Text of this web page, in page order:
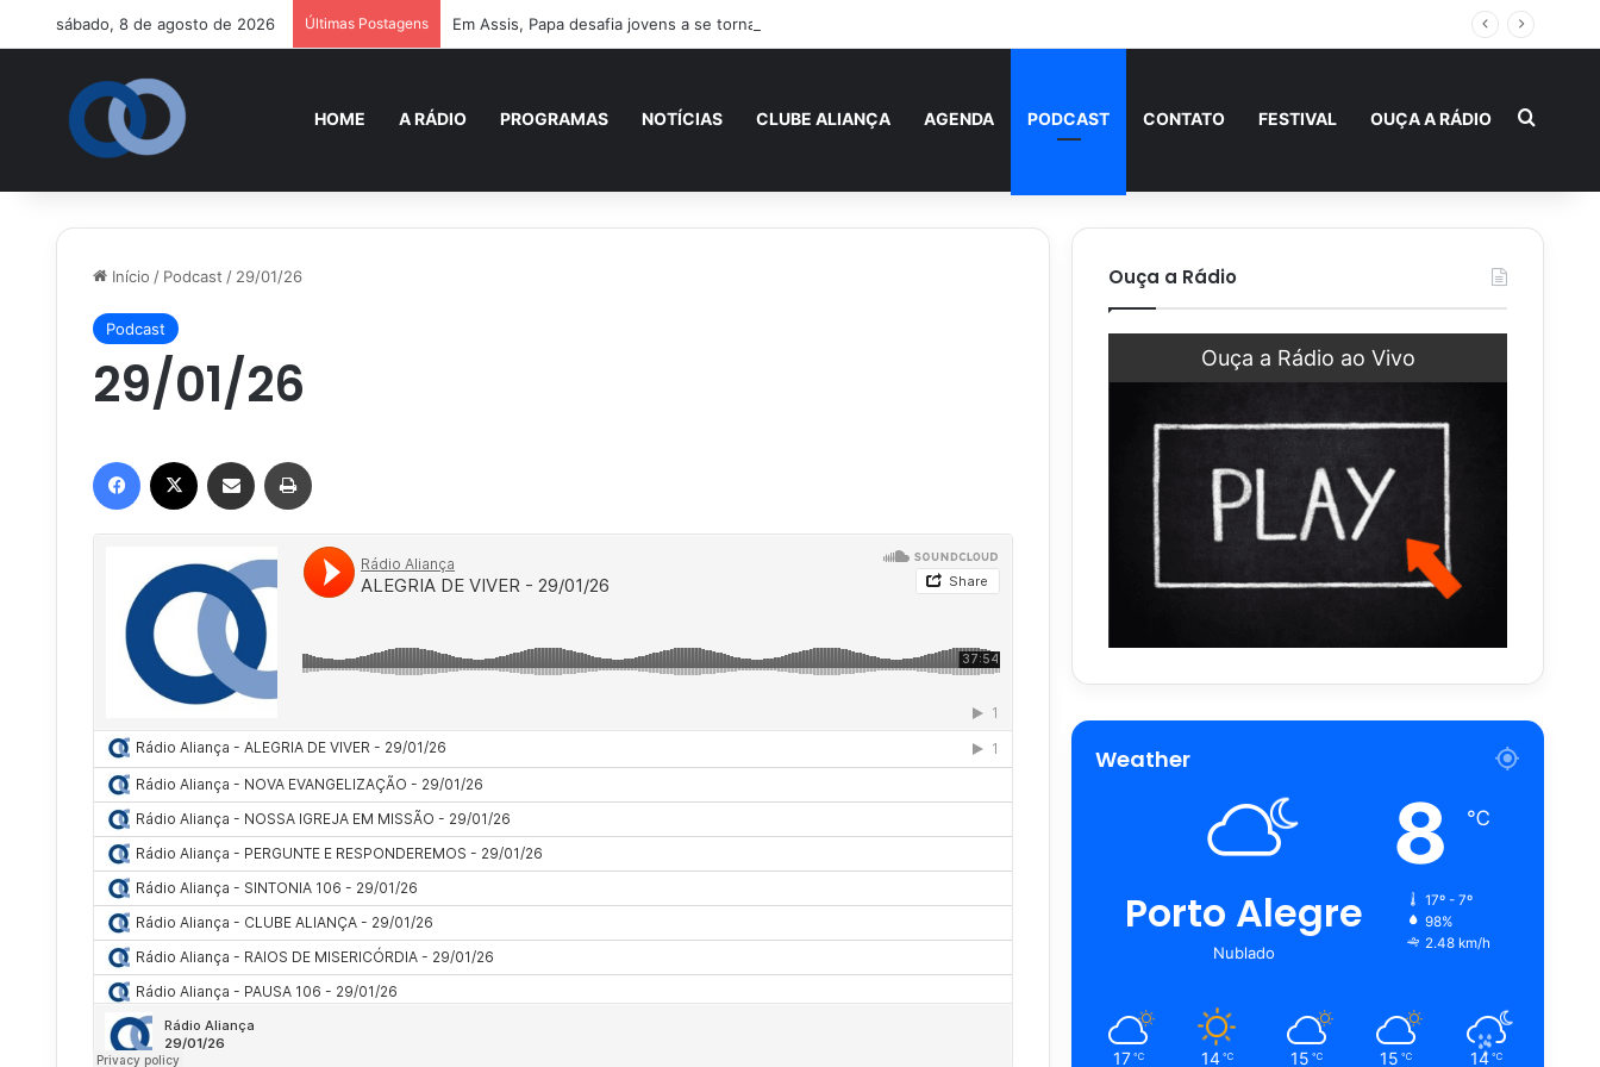
sábado, 8 de agosto de 2026 Últimas Postagens Em Assis, Papa desafia jovens a se tornarem “novos santos” e construtores da fraternidade
HOME A RÁDIO PROGRAMAS NOTÍCIAS CLUBE ALIANÇA AGENDA PODCAST CONTATO FESTIVAL OUÇA A RÁDIO
Início / Podcast / 29/01/26
Podcast
29/01/26
Ouça a Rádio
Ouça a Rádio ao Vivo
Weather
Porto Alegre
Nublado
8 ℃
17º - 7º
98%
2.48 km/h
17 ℃ 14 ℃ 15 ℃ 15 ℃ 14 ℃